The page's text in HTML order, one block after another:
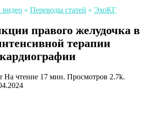
видео » Переводы статей » ЭхоКГ
правого желудочка в
терапии
На чтение 17 мин. Просмотров 2.7k.